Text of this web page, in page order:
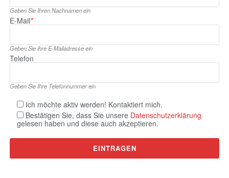
Geben Sie Ihren Nachnamen ein
E‑Mail*
Geben Sie ihre E‑Mailadresse ein
Telefon
Geben Sie Ihre Telefonnummer ein
Ich möchte aktiv werden! Kontaktiert mich.
Bestätigen Sie, dass Sie unsere Datenschutzerklärung
gelesen haben und diese auch akzeptieren.